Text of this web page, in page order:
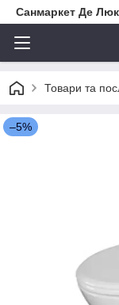
Санмаркет Де
Товари та
–5%